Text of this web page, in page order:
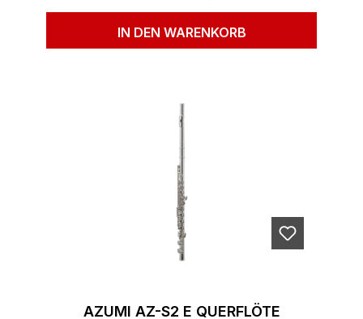
IN DEN WARENKORB
AZUMI AZ-S2 E QUERFLÖTE